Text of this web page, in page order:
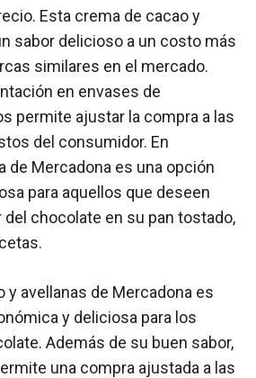
Esta crema de cacao y
sabor delicioso a un costo más
similares en el mercado.
en envases de
permite ajustar la compra a las
del consumidor. En
de Mercadona es una opción
para aquellos que deseen
chocolate en su pan tostado,
y avellanas de Mercadona es
y deliciosa para los
Además de su buen sabor,
una compra ajustada a las